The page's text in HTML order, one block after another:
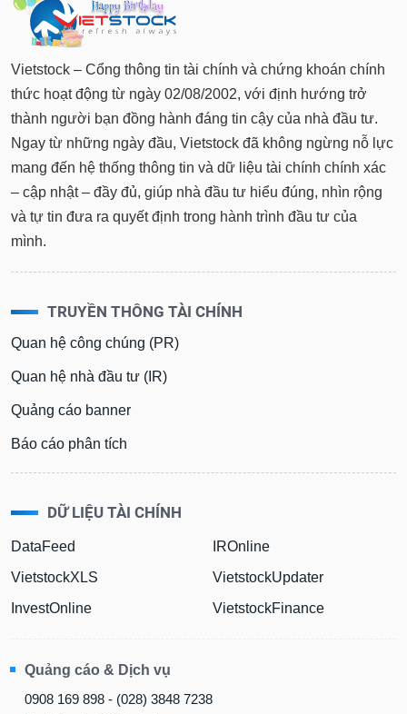
Vietstock – Cổng thông tin tài chính và chứng khoán chính
thức hoạt động từ ngày 02/08/2002, với định hướng trở
thành người bạn đồng hành đáng tin cậy của nhà đầu tư.
Ngay từ những ngày đầu, Vietstock đã không ngừng nỗ lực
mang đến hệ thống thông tin và dữ liệu tài chính chính xác
– cập nhật – đầy đủ, giúp nhà đầu tư hiểu đúng, nhìn rộng
và tự tin đưa ra quyết định trong hành trình đầu tư của
mình.
TRUYỀN THÔNG TÀI CHÍNH
Quan hệ công chúng (PR)
Quan hệ nhà đầu tư (IR)
Quảng cáo banner
Báo cáo phân tích
DỮ LIỆU TÀI CHÍNH
DataFeed
VietstockXLS
InvestOnline
IROnline
VietstockUpdater
VietstockFinance
Quảng cáo & Dịch vụ
0908 169 898 - (028) 3848 7238